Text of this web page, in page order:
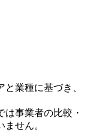
業種に基づき、
事業者の比較・
せん。